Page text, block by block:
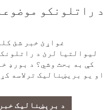
د راتلونکو
غواړئ خبر شئ
لیوالتیا لرئ د
کې به بحث وشي؟ د بورډ
او یو بریښنالیک ترلاسه
د برېښنالیک